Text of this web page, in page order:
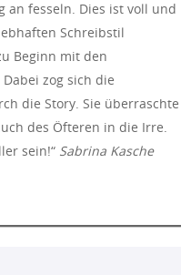
an fesseln. Dies ist voll und
Schreibstil
Beginn mit den
zog sich die
die Story. Sie überraschte
des Öfteren in die Irre.
sein!“ Sabrina Kasche